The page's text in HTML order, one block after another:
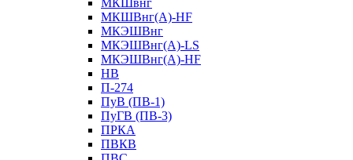
МКШвнг
МКШВнг(А)-HF
МКЭШВнг
МКЭШВнг(А)-LS
МКЭШВнг(А)-HF
НВ
П-274
ПуВ (ПВ-1)
ПуГВ (ПВ-3)
ПРКА
ПВКВ